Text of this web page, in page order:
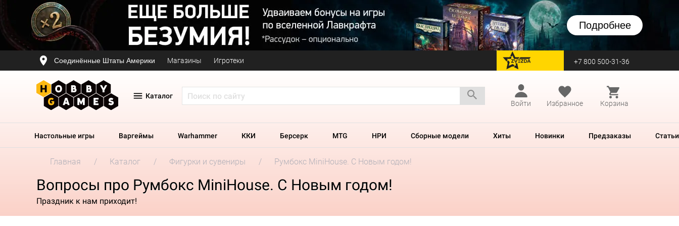
Подробнее
Соединённые Штаты Америки Магазины Игротеки перейти на Zvezda +7 800 500-31-36
Каталог
Войти
Избранное Корзина
Настольные игры Варгеймы Warhammer ККИ Берсерк MTG НРИ Сборные модели Хиты Новинки Предзаказы Статьи
Главная Каталог Фигурки и сувениры Румбокс MiniHouse. С Новым годом!
Вопросы про Румбокс MiniHouse. С Новым годом!
Праздник к нам приходит!